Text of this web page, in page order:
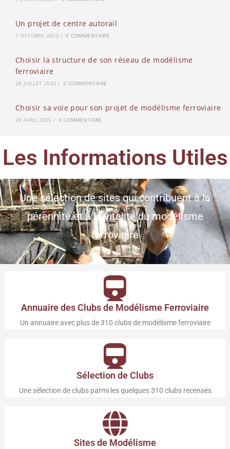
Un projet de centre autorail
7 OCTOBRE 2025 / 0 COMMENTAIRE
Choisir la structure de son réseau de modélisme
ferroviaire
28 JUILLET 2025 / 0 COMMENTAIRE
Choisir sa voie pour son projet de modélisme ferroviaire
28 AVRIL 2025 / 0 COMMENTAIRE
Les Informations Utiles
Une sélection de sites qui contribuent à la
pérennité et à la vitalité du modélisme
ferroviaire
Annuaire des Clubs de Modélisme Ferroviaire
Un annuaire avec plus de 310 clubs de modélisme ferroviaire
Sélection de Clubs
Une sélection de clubs parmi les quelques 310 clubs recensés
Sites de Modélisme